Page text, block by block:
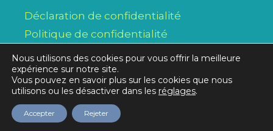
Déclaration de confidentialité
Politique de confidentialité
Réalisation initiale © 2026Alysse SPRL/ modifications,
Dame du Bonlieu
Nous utilisons des cookies pour vous offrir la meilleure
expérience sur notre site.
Vous pouvez en savoir plus sur les cookies que nous
utilisons ou les désactiver dans les réglages.
Accepter Rejeter